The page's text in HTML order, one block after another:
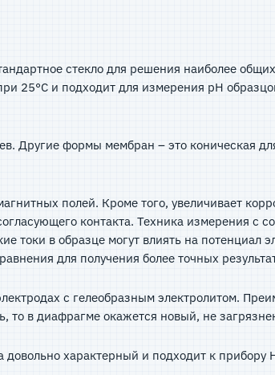
стекло для решения наиболее
25°C и подходит для измерения рН
Другие формы мембран – это коническая
полей. Кроме того, увеличивает
контакта. Техника измерения с
токи в образце могут влиять на потенциал
для получения более точных
с гелеобразным электролитом.
то в диафрагме окажется новый, не
характерный и подходит к прибору